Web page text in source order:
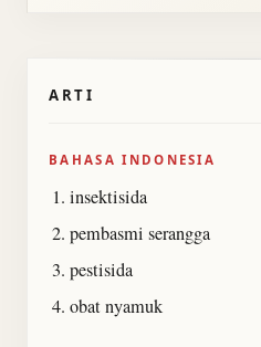
ARTI
BAHASA INDONESIA
insektisida
pembasmi serangga
pestisida
obat nyamuk